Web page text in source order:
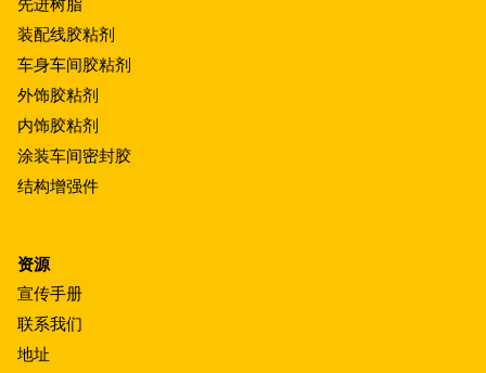
装配线胶粘剂
车身车间胶粘剂
外饰胶粘剂
内饰胶粘剂
涂装车间密封胶
结构增强件
资源
宣传手册
联系我们
地址